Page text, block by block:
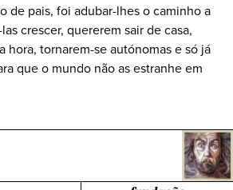
de pais, foi adubar-lhes o caminho a
crescer, quererem sair de casa,
hora, tornarem-se autónomas e só já
que o mundo não as estranhe em